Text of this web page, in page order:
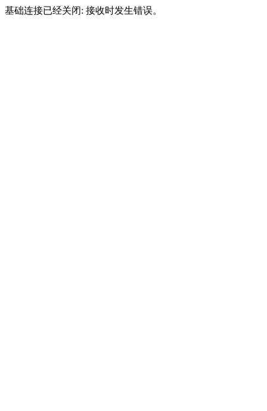
基础连接已经关闭: 接收时发生错误。